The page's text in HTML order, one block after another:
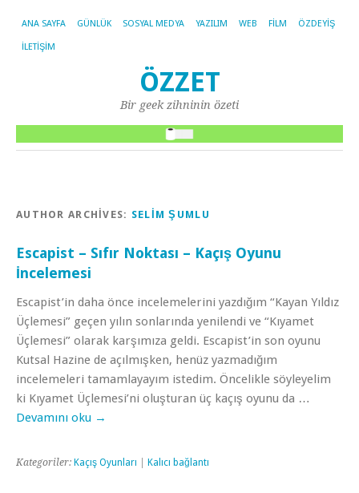
ANA SAYFA GÜNLÜK SOSYAL MEDYA YAZILIM WEB FILM ÖZDEYIŞ
İLETIŞIM
ÖZZET
Bir geek zihninin özeti
AUTHOR ARCHIVES: SELIM ŞUMLU
Escapist – Sıfır Noktası – Kaçış Oyunu
İncelemesi
Escapist’in daha önce incelemelerini yazdığım “Kayan Yıldız
Üçlemesi” geçen yılın sonlarında yenilendi ve “Kıyamet
Üçlemesi” olarak karşımıza geldi. Escapist’in son oyunu
Kutsal Hazine de açılmışken, henüz yazmadığım
incelemeleri tamamlayayım istedim. Öncelikle söyleyelim
ki Kıyamet Üçlemesi’ni oluşturan üç kaçış oyunu da …
Devamını oku →
Kategoriler: Kaçış Oyunları Kalıcı bağlantı